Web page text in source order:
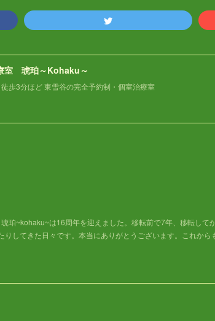
室 琥珀～Kohaku～
歩3分ほど 東雪谷の完全予約制・個室治療室
~kohaku~は16周年を迎えました。移転前で7年、移転してか
してきた日々です。本当にありがとうございます。これから